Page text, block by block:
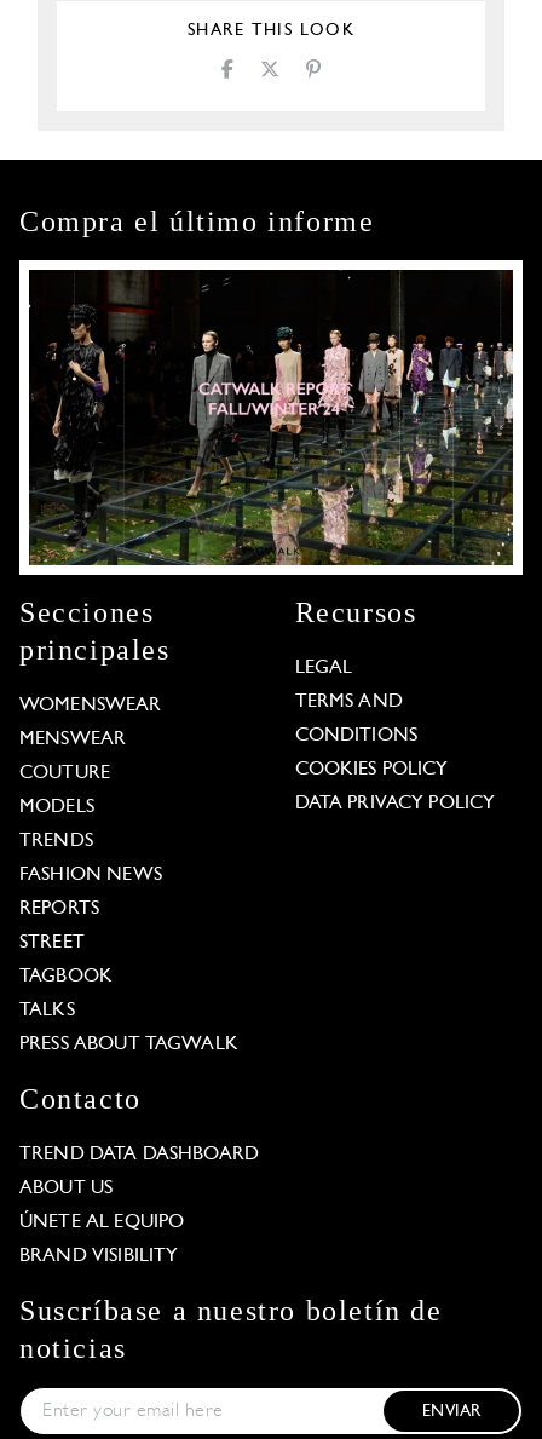
SHARE THIS LOOK
Compra el último informe
Secciones
principales
WOMENSWEAR
MENSWEAR
COUTURE
MODELS
TRENDS
FASHION NEWS
REPORTS
STREET
TAGBOOK
TALKS
PRESS ABOUT TAGWALK
Recursos
LEGAL
TERMS AND
CONDITIONS
COOKIES POLICY
DATA PRIVACY POLICY
Contacto
TREND DATA DASHBOARD
ABOUT US
ÚNETE AL EQUIPO
BRAND VISIBILITY
Suscríbase a nuestro boletín de
noticias
ENVIAR